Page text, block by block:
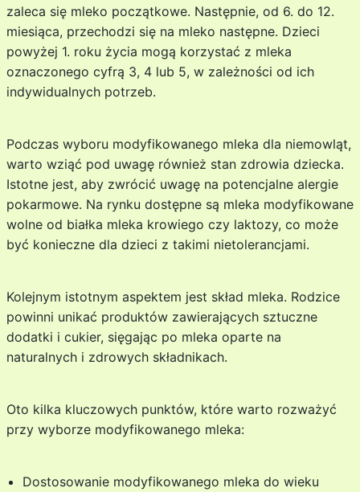
zaleca się mleko początkowe. Następnie, od 6. do 12.
miesiąca, przechodzi się na mleko następne. Dzieci
powyżej 1. roku życia mogą korzystać z mleka
oznaczonego cyfrą 3, 4 lub 5, w zależności od ich
indywidualnych potrzeb.
Podczas wyboru modyfikowanego mleka dla niemowląt,
warto wziąć pod uwagę również stan zdrowia dziecka.
Istotne jest, aby zwrócić uwagę na potencjalne alergie
pokarmowe. Na rynku dostępne są mleka modyfikowane
wolne od białka mleka krowiego czy laktozy, co może
być konieczne dla dzieci z takimi nietolerancjami.
Kolejnym istotnym aspektem jest skład mleka. Rodzice
powinni unikać produktów zawierających sztuczne
dodatki i cukier, sięgając po mleka oparte na
naturalnych i zdrowych składnikach.
Oto kilka kluczowych punktów, które warto rozważyć
przy wyborze modyfikowanego mleka:
Dostosowanie modyfikowanego mleka do wieku